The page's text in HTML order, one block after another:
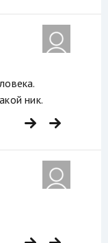
ник.